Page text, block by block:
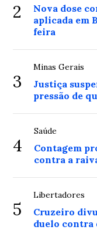
2
Nova dose
aplicada em
feira
3
Minas Gerais
Justiça
pressão de
4
Saúde
Contagem
contra a
5
Libertadores
Cruzeiro
duelo contra